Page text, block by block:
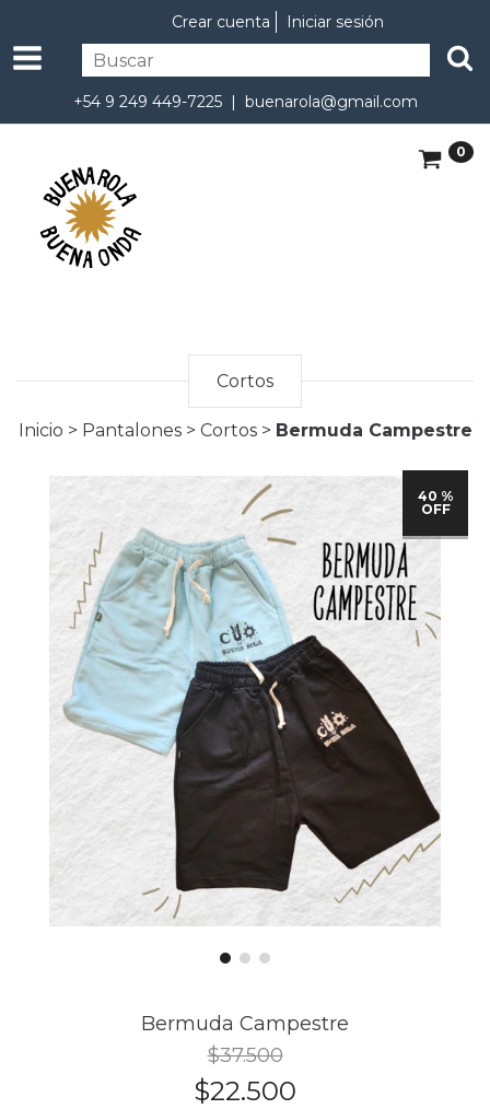
Crear cuenta Iniciar sesión
+54 9 249 449-7225 | buenarola@gmail.com
0
Cortos
Inicio > Pantalones > Cortos > Bermuda Campestre
40 %
OFF
Bermuda Campestre
$37.500
$22.500